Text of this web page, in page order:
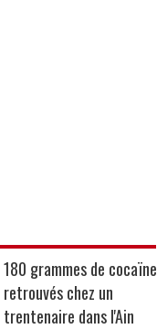
180 grammes de cocaïne
retrouvés chez un
trentenaire dans l'Ain